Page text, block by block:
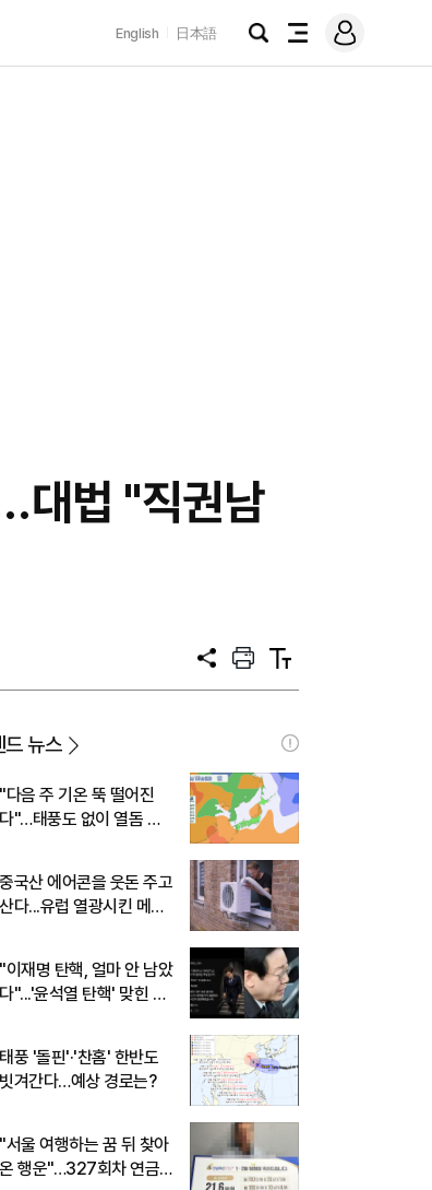
English 日本語
검
전
메
그
대법 "직권남
공
프
트
텍
트
드 뉴스
"다음 주 기온 뚝 떨어진
다"…태풍도 없이 열돔 박
중국산 에어콘을 웃돈 주고
산다...유럽 열광시킨 메이
"이재명 탄핵, 얼마 안 남았
다"...'윤석열 탄핵' 맞힌 무
태풍 '돌핀'·'찬홈' 한반도
빗겨간다…예상 경로는?
"서울 여행하는 꿈 뒤 찾아
온 행운"…327회차 연금